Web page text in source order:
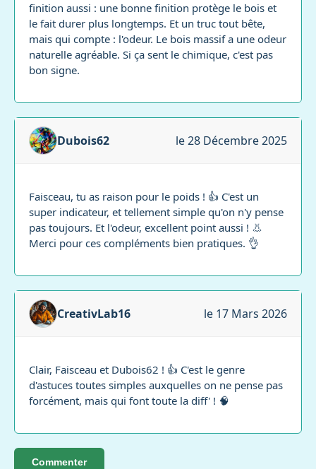
finition aussi : une bonne finition protège le bois et
le fait durer plus longtemps. Et un truc tout bête,
mais qui compte : l'odeur. Le bois massif a une odeur
naturelle agréable. Si ça sent le chimique, c'est pas
bon signe.
Dubois62 le 28 Décembre 2025
Faisceau, tu as raison pour le poids ! 👍 C'est un
super indicateur, et tellement simple qu'on n'y pense
pas toujours. Et l'odeur, excellent point aussi ! 👃
Merci pour ces compléments bien pratiques. 👌
CreativLab16 le 17 Mars 2026
Clair, Faisceau et Dubois62 ! 👍 C'est le genre
d'astuces toutes simples auxquelles on ne pense pas
forcément, mais qui font toute la diff' ! 🧠
Commenter